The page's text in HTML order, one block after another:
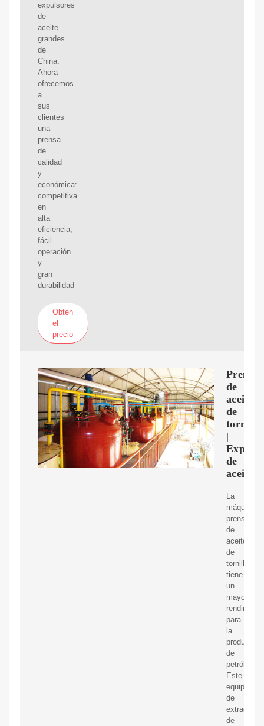
expulsores
de
aceite
grandes
de
China.
Ahora
ofrecemos
a
sus
clientes
una
prensa
de
calidad
y
económica:
competitiva
en
alta
eficiencia,
fácil
operación
y
gran
durabilidad
Obtén
el
precio
Prensa
de
aceite
de
tornillo
|
de
aceite
La
máquina
prensadora
de
aceite
de
tornillo
tiene
un
mayor
para
la
producción
de
petróleo.
Este
equipo
de
extracción
de